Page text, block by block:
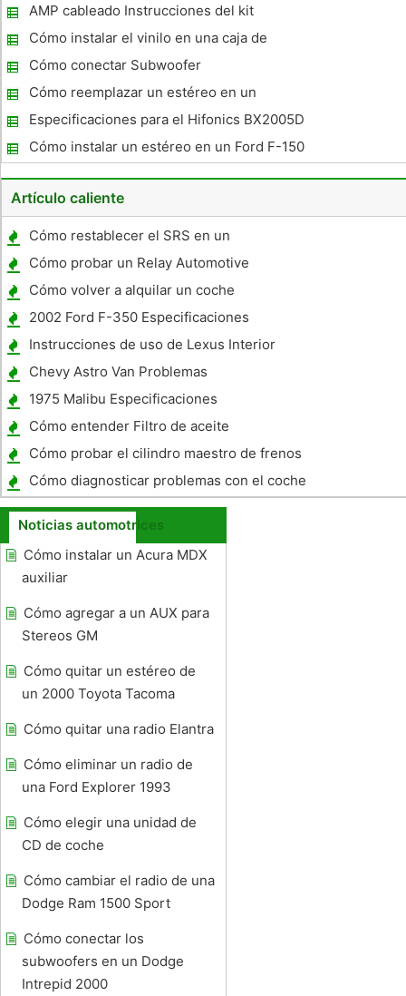
AC de energía
AMP cableado Instrucciones del kit
Cómo instalar el vinilo en una caja de
Subwoofer
Cómo conectar Subwoofer
Cómo reemplazar un estéreo en un
Mercury Sable 1993
Especificaciones para el Hifonics BX2005D
Cómo instalar un estéreo en un Ford F-150
Artículo caliente
Cómo restablecer el SRS en un
Cómo probar un Relay Automotive
Cómo volver a alquilar un coche
2002 Ford F-350 Especificaciones
Instrucciones de uso de Lexus Interior
Controls
Chevy Astro Van Problemas
1975 Malibu Especificaciones
Cómo entender Filtro de aceite
Valoraciones
Cómo probar el cilindro maestro de frenos
Cómo diagnosticar problemas con el coche
en el eje trasero Mustang
Noticias automotrices
Cómo instalar un Acura MDX
auxiliar
Cómo agregar a un AUX para
Stereos GM
Cómo quitar un estéreo de
un 2000 Toyota Tacoma
Cómo quitar una radio Elantra
Cómo eliminar un radio de
una Ford Explorer 1993
Cómo elegir una unidad de
CD de coche
Cómo cambiar el radio de una
Dodge Ram 1500 Sport
Cómo conectar los
subwoofers en un Dodge
Intrepid 2000